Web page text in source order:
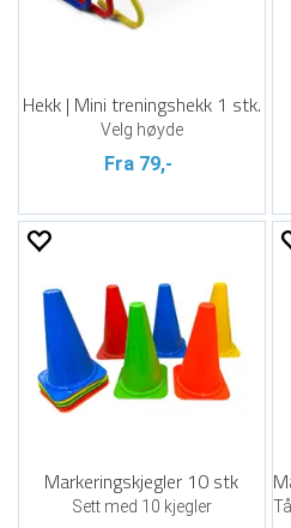
Hekk | Mini treningshekk 1 stk.
Velg høyde
Fra 79,-
Markeringskjegler 10 stk
Sett med 10 kjegler